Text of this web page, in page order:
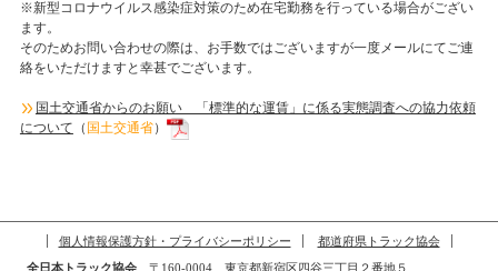
※新型コロナウイルス感染症対策のため在宅勤務を行っている場合がござい
ます。
そのためお問い合わせの際は、お手数ではございますが一度メールにてご連
絡をいただけますと幸甚でございます。
国土交通省からのお願い 「標準的な運賃」に係る実態調査への協力依頼
について （ 国土交通省）
個人情報保護方針・プライバシーポリシー
都道府県トラック協会
全日本トラック協会〒160-0004 東京都新宿区四谷三丁目２番地５